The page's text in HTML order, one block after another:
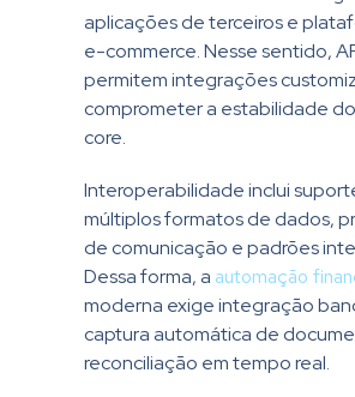
aplicações de terceiros e
e-commerce. Nesse sentido,
permitem integrações
comprometer a estabilidade
core.
Interoperabilidade inclui
múltiplos formatos de dados,
de comunicação e padrões
Dessa forma, a automação
moderna exige integração
captura automática de
reconciliação em tempo real.